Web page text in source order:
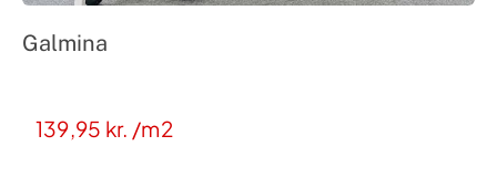
Galmina
139,95 kr. /m2